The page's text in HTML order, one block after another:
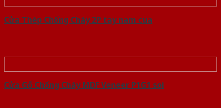
Cửa Thép Chống Cháy 2P tay nam cua
Cửa Gỗ Chống Cháy MDF Veneer P1G1 soi